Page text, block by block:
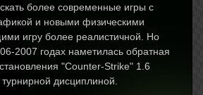
более современные игры с
и новыми физическими
игру более реалистичной. Но
2007 годах наметилась обратная
"Counter-Strike" 1.6
дисциплиной.